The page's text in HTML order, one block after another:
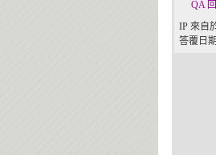
QA 回
IP 來自
答覆日